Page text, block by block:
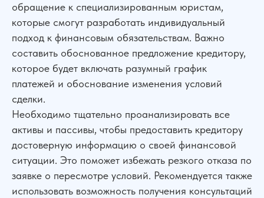
обращение к специализированным юристам,
которые смогут разработать индивидуальный
подход к финансовым обязательствам. Важно
составить обоснованное предложение кредитору,
которое будет включать разумный график
платежей и обоснование изменения условий
сделки.
Необходимо тщательно проанализировать все
активы и пассивы, чтобы предоставить кредитору
достоверную информацию о своей финансовой
ситуации. Это поможет избежать резкого отказа по
заявке о пересмотре условий. Рекомендуется также
использовать возможность получения консультаций